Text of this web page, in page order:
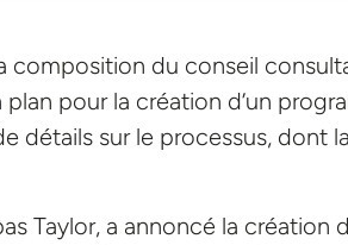
composition du conseil
pour la création d’un
détails sur le processus, dont
Taylor, a annoncé la création